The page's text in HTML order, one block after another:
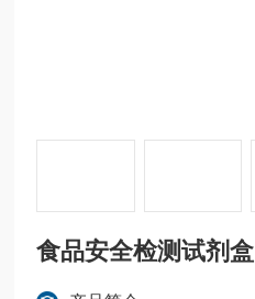
食品安全检测试剂盒